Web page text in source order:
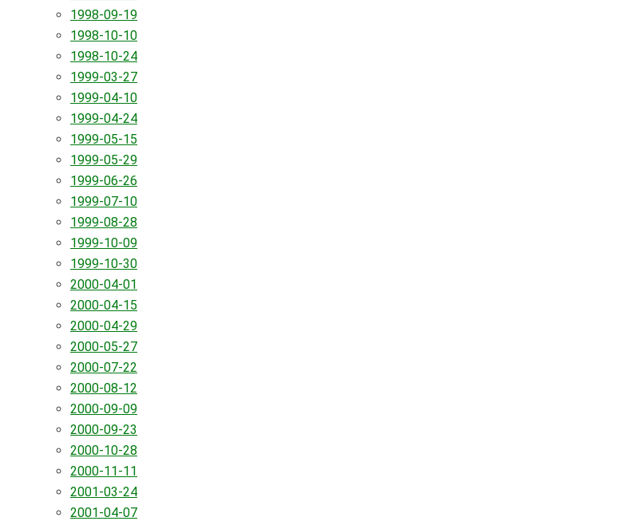
1998-09-19
1998-10-10
1998-10-24
1999-03-27
1999-04-10
1999-04-24
1999-05-15
1999-05-29
1999-06-26
1999-07-10
1999-08-28
1999-10-09
1999-10-30
2000-04-01
2000-04-15
2000-04-29
2000-05-27
2000-07-22
2000-08-12
2000-09-09
2000-09-23
2000-10-28
2000-11-11
2001-03-24
2001-04-07